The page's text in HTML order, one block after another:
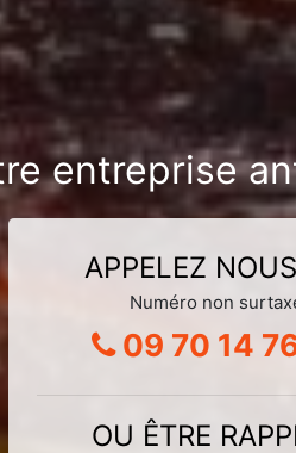
entreprise
APPELEZ
Numéro non
09 70 14
OU ÊTRE